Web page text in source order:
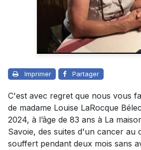
Imprimer Partager
C'est avec regret que nous vous
de madame Louise LaRocque
2024, à l’âge de 83 ans à La
Savoie, des suites d'un cancer au
souffert pendant deux mois sans